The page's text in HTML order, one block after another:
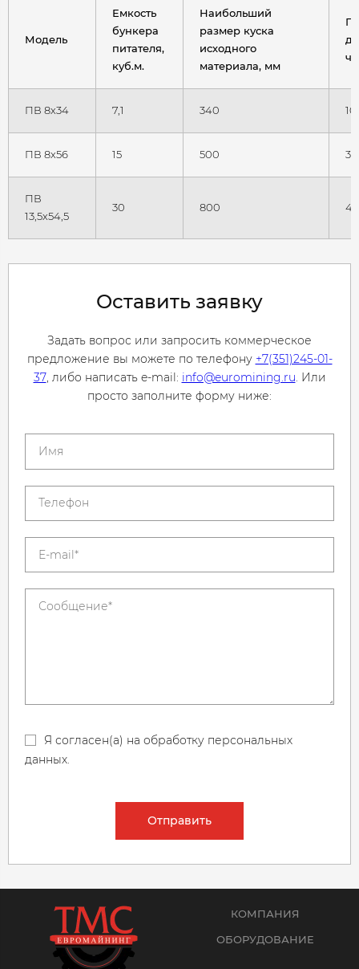
Модель
Емкость
бункера
питателя,
куб.м.
Наибольший
размер куска
исходного
материала, мм
ПВ 8х34 7,1 340
ПВ 8х56 15 500
ПВ
13,5х54,5
30 800
Оставить заявку
Задать вопрос или запросить коммерческое
предложение вы можете по телефону +7(351)245-01-
37, либо написать e-mail: info@euromining.ru. Или
просто заполните форму ниже:
Я согласен(а) на обработку персональных
данных.
Отправить
КОМПАНИЯ
ОБОРУДОВАНИЕ